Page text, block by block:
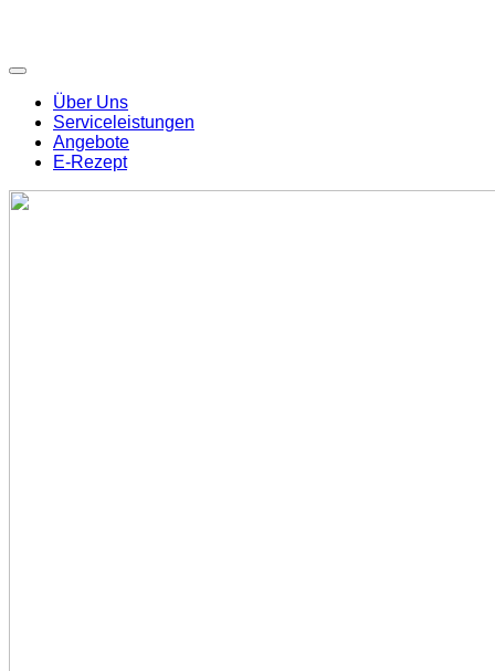
Über Uns
Serviceleistungen
Angebote
E-Rezept